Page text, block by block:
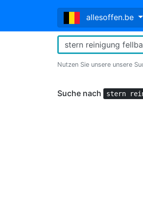
allesoffen.be
Nutzen Sie unsere unsere
Suche nach stern